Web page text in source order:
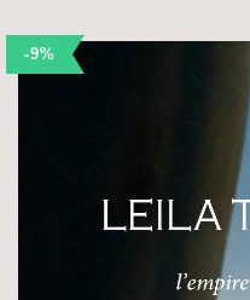
-9%